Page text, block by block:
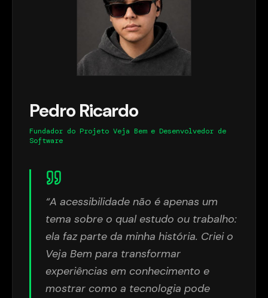
Pedro Ricardo
Fundador do Projeto Veja Bem e Desenvolvedor de
Software
“A acessibilidade não é apenas um
tema sobre o qual estudo ou trabalho:
ela faz parte da minha história. Criei o
Veja Bem para transformar
experiências em conhecimento e
mostrar como a tecnologia pode